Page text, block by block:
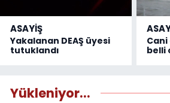
ASAYİŞ
Yakalanan DEAŞ üyesi
tutuklandı
Cani
belli
Yükleniyor...